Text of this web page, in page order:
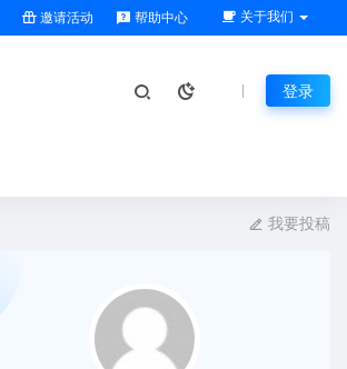
邀请活动 帮助中心 关于我们
登录
我要投稿